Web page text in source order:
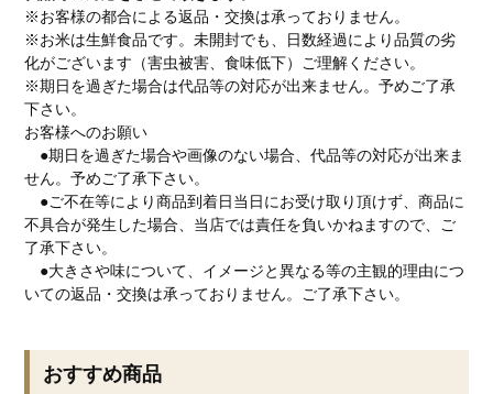
※お客様の都合による返品・交換は承っておりません。
※お米は生鮮食品です。未開封でも、日数経過により品質の劣
化がございます（害虫被害、食味低下）ご理解ください。
※期日を過ぎた場合は代品等の対応が出来ません。予めご了承
下さい。
お客様へのお願い
●期日を過ぎた場合や画像のない場合、代品等の対応が出来ま
せん。予めご了承下さい。
●ご不在等により商品到着日当日にお受け取り頂けず、商品に
不具合が発生した場合、当店では責任を負いかねますので、ご
了承下さい。
●大きさや味について、イメージと異なる等の主観的理由につ
いての返品・交換は承っておりません。ご了承下さい。
おすすめ商品